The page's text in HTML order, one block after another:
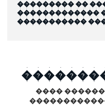
��������� ��
�������������
�����������
����